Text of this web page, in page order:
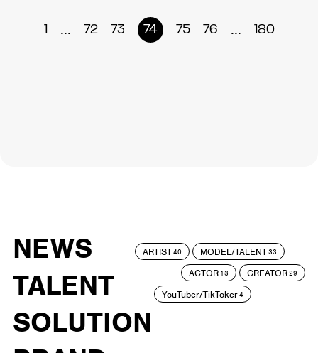
1 ... 72 73 74 75 76 ... 180
NEWS
TALENT
SOLUTION
ARTIST40 MODEL/TALENT33
ACTOR 13 CREATOR29
YouTuber/TikToker4